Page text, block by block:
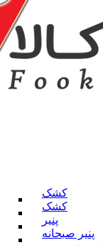
کشک
کشک
پنیر
پنیر صبحانه